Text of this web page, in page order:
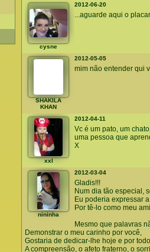
cysne
2012-06-20
...aguarde aqui o
SHAKILA
KHAN
2012-05-05
mim não entender qui
xxl
2012-04-11
Vc é um pato, um
uma pessoa que
X
nininha
2012-03-04
Gladis!!!
Num dia tão especial,
Eu poderia expressar
Por tê-lo como meu
Mesmo que palavras
Demonstrar o meu carinho por você,
Gostaria de dedicar-lhe hoje e por
A compreensão, o afeto fraterno, o